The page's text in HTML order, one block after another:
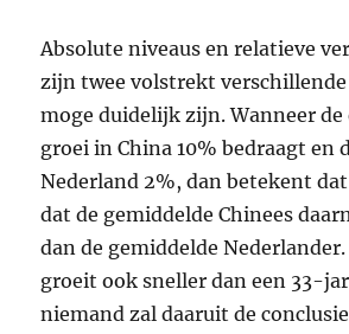
Absolute niveaus en relatieve
zijn twee volstrekt
moge duidelijk zijn. Wanneer de
groei in China 10% bedraagt en
Nederland 2%, dan betekent
dat de gemiddelde Chinees
dan de gemiddelde
groeit ook sneller dan een 33-
niemand zal daaruit de